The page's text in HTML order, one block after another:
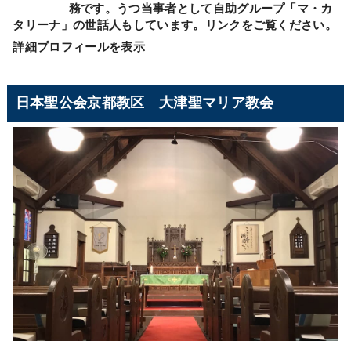
務です。うつ当事者として自助グループ「マ・カ
タリーナ」の世話人もしています。リンクをご覧ください。
詳細プロフィールを表示
日本聖公会京都教区 大津聖マリア教会